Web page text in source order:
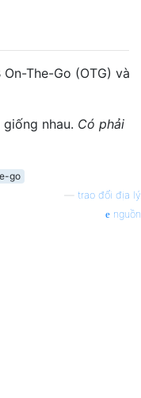
The-Go (OTG) và
nhau. Có phải
go
trao đổi địa lý
nguồn